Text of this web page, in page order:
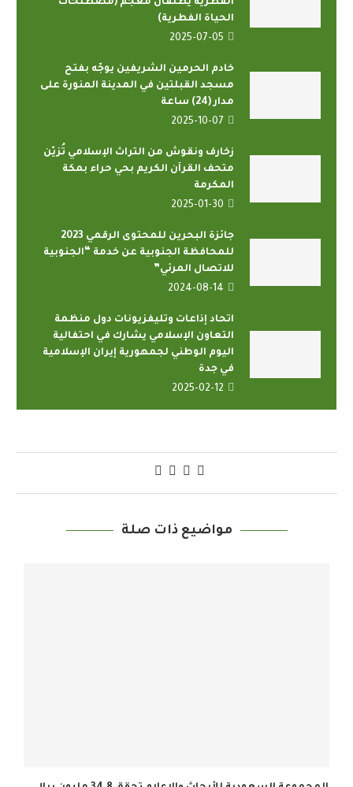
الفطرية يطلقان معجم (مصطلحات
الحياة الفطرية)
2025-07-05
خادم الحرمين الشريفين يوجّه بفتح
مسجد القبلتين في المدينة المنورة على
مدار (24) ساعة
2025-10-07
زخارف ونقوش من التراث الإسلامي تُزيّن
متحف القرآن الكريم بحي حراء بمكة
المكرمة
2025-01-30
جائزة البحرين للمحتوى الرقمي 2023
للمحافظة الجنوبية عن خدمة “الجنوبية
للاتصال المرئي”
2024-08-14
اتحاد إذاعات وتليفزيونات دول منظمة
التعاون الإسلامي يشارك في احتفالية
اليوم الوطني لجمهورية إيران الإسلامية
في جدة
2025-02-12
مواضيع ذات صلة